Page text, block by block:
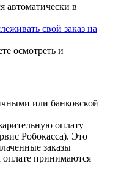
автоматически в
свой заказ на
осмотреть и
или банковской
оплату
Робокасса). Это
заказы
оплате принимаются